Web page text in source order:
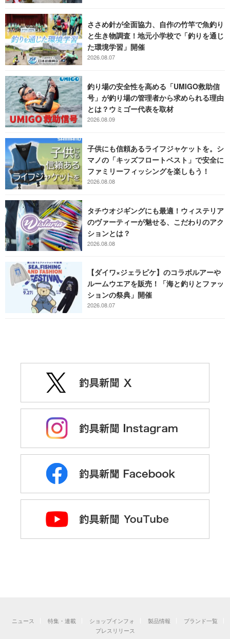
ささめ針が全面協力、自作の竹竿で魚釣り
と生き物調査！地元小学校で「釣りを通じ
た環境学習」開催
2026.08.07
釣り場の安全性を高める「UMIGO救助信
号」が釣り場の管理者から求められる理由
とは？ウミゴー代表を取材
2026.08.09
子供にも信頼あるライフジャケットを。シ
マノの「キッズフロートベスト」で安全に
ファミリーフィッシングを楽しもう！
2026.08.08
タチウオジギングにも最適！ウィステリア
のヴァーティーが魅せる、こだわりのアク
ションとは？
2026.08.08
【ダイワ×ジェラピケ】のコラボルアーや
ルームウエアを販売！「海と釣りとファッ
ションの祭典」開催
2026.08.07
ニュース 特集・連載 ショップインフォ 製品情報
ブランド一覧
プレスリリース